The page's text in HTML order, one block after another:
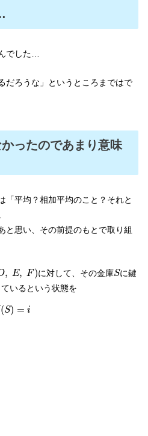
でした…
だろうな」というところまではで
ったのであまり意味
「平均？相加平均のこと？それと
と思い、その前提のもとで取り組
, E, F)
F) に対して、その金庫S
Sに鍵
いるという状態を
(S) = i
I(S